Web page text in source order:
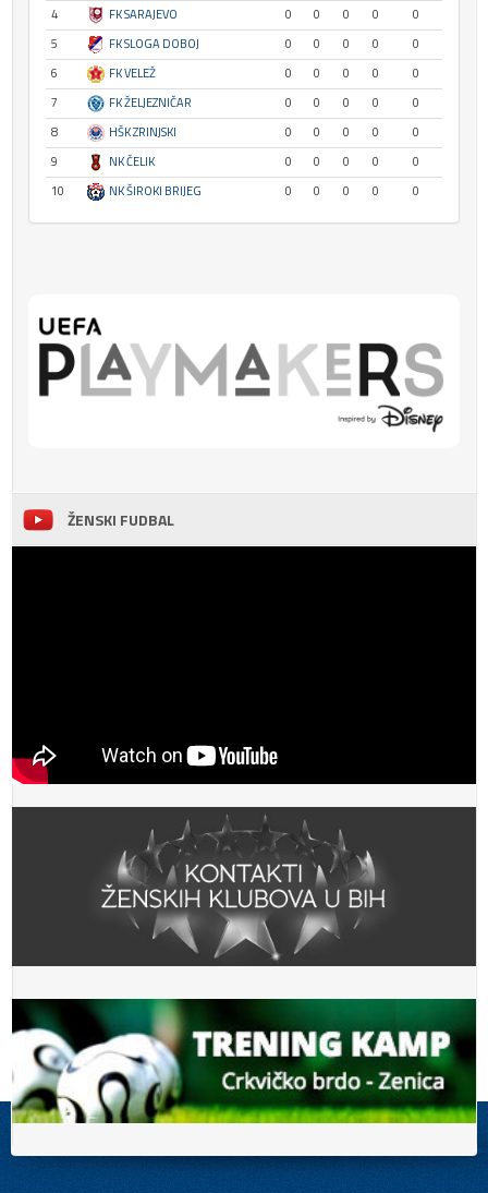
4
FK SARAJEVO 0 0 0 0
0
5
FK SLOGA DOBOJ 0 0 0 0
0
6
FK VELEŽ 0 0 0 0
0
7
FK ŽELJEZNIČAR 0 0 0 0
0
8
HŠK ZRINJSKI 0 0 0 0
0
9
NK ČELIK 0 0 0 0
0
10
NK ŠIROKI BRIJEG 0 0 0 0 0
ŽENSKI FUDBAL